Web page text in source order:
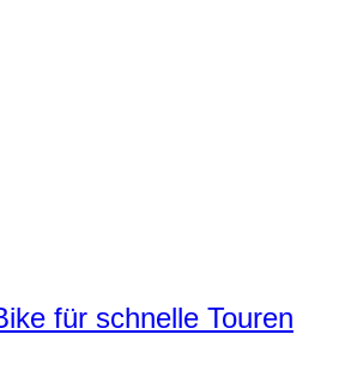
für schnelle Touren